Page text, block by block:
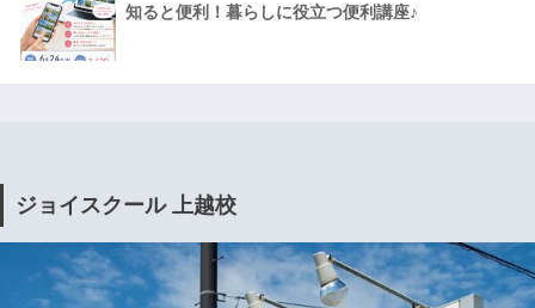
知ると便利！暮らしに役立つ便利講座♪
ジョイスクール 上越校